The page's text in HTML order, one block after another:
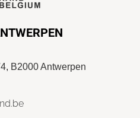
B2000 Antwerpen